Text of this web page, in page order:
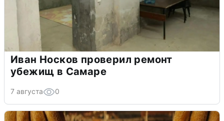
Иван Носков проверил ремонт
убежищ в Самаре
7 августа 0